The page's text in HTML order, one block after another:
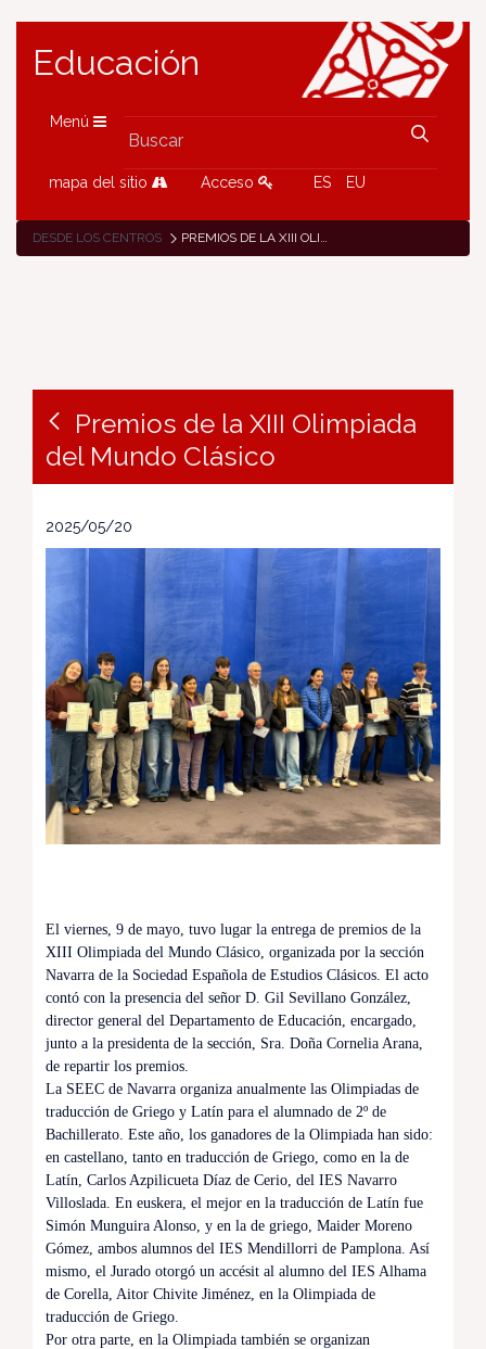
Educación
Menú
mapa del sitio Acceso ES EU
DESDE LOS CENTROS PREMIOS DE LA XIII OLIMPIADA DEL MUNDO CLÁSICO
Premios de la XIII Olimpiada
del Mundo Clásico
2025/05/20
El viernes, 9 de mayo, tuvo lugar la entrega de premios de la
XIII Olimpiada del Mundo Clásico, organizada por la sección
Navarra de la Sociedad Española de Estudios Clásicos. El acto
contó con la presencia del señor D. Gil Sevillano González,
director general del Departamento de Educación, encargado,
junto a la presidenta de la sección, Sra. Doña Cornelia Arana,
de repartir los premios.
La SEEC de Navarra organiza anualmente las Olimpiadas de
traducción de Griego y Latín para el alumnado de 2º de
Bachillerato. Este año, los ganadores de la Olimpiada han sido:
en castellano, tanto en traducción de Griego, como en la de
Latín, Carlos Azpilicueta Díaz de Cerio, del IES Navarro
Villoslada. En euskera, el mejor en la traducción de Latín fue
Simón Munguira Alonso, y en la de griego, Maider Moreno
Gómez, ambos alumnos del IES Mendillorri de Pamplona. Así
mismo, el Jurado otorgó un accésit al alumno del IES Alhama
de Corella, Aitor Chivite Jiménez, en la Olimpiada de
traducción de Griego.
Por otra parte, en la Olimpiada también se organizan